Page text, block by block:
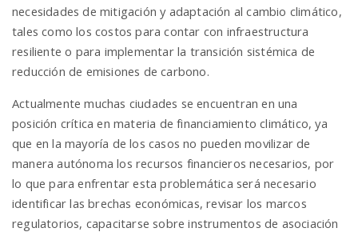
necesidades de mitigación y adaptación al cambio climático,
tales como los costos para contar con infraestructura
resiliente o para implementar la transición sistémica de
reducción de emisiones de carbono.
Actualmente muchas ciudades se encuentran en una
posición crítica en materia de financiamiento climático, ya
que en la mayoría de los casos no pueden movilizar de
manera autónoma los recursos financieros necesarios, por
lo que para enfrentar esta problemática será necesario
identificar las brechas económicas, revisar los marcos
regulatorios, capacitarse sobre instrumentos de asociación